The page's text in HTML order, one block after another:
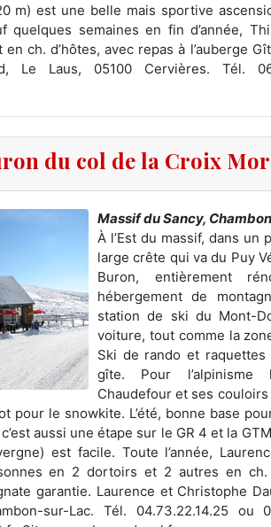
m) est une belle mais sportive
quelques semaines en fin d’année,
ch. d’hôtes, avec repas à l’auberge
Le Laus, 05100 Cervières. Tél.
du col de la Croix
Massif du Sancy,
À l’Est du massif, dans
large crête qui va du Puy
Buron, entièrement
hébergement de
station de ski du Mont-
voiture, tout comme la
Ski de rando et
gîte. Pour
Chaudefour et ses couloirs
pour le snowkite. L’été, bonne base
aussi une étape sur le GR 4 et la
est facile. Toute l’année,
en 2 dortoirs et 2 autres en ch.
garantie. Laurence et Christophe
sur-Lac. Tél. 04.73.22.14.25 ou